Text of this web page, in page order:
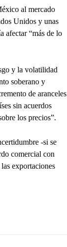
al mercado
Unidos y unas
afectar “más de lo
y la volatilidad
soberano y
de aranceles
sin acuerdos
los precios”.
-si se
comercial con
exportaciones